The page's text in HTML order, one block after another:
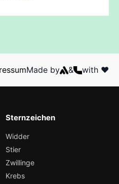
Made by & with ❤️
Sternzeichen
Widder
Stier
Zwillinge
Krebs